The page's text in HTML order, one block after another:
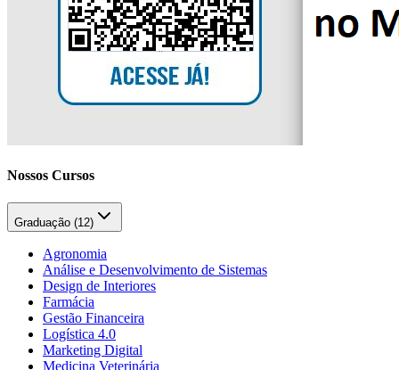
Nossos Cursos
Graduação (12)
Agronomia
Análise e Desenvolvimento de Sistemas
Design de Interiores
Farmácia
Gestão Financeira
Logística 4.0
Marketing Digital
Medicina Veterinária